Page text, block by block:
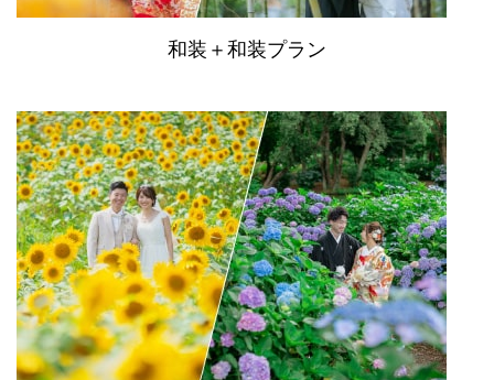
和装＋和装プラン